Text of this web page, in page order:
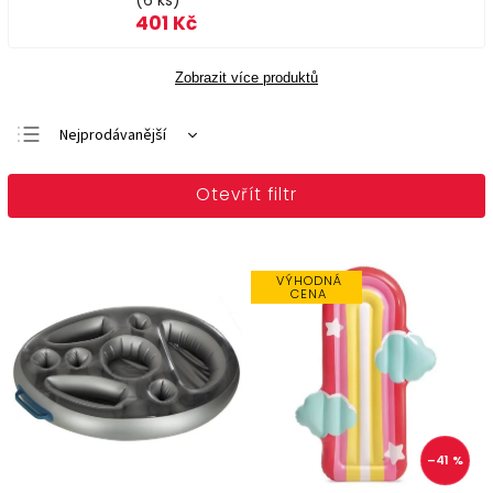
401 Kč
Zobrazit více produktů
Doporučujeme
Nejprodávanější
Otevřít filtr
VÝHODNÁ
CENA
–41 %